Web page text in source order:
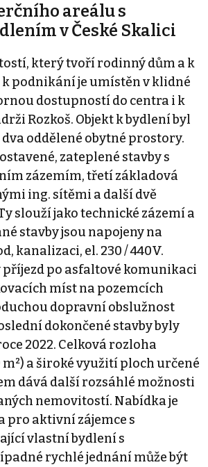
areálu s
v České Skalici
který tvoří rodinný dům a k
podnikání je umístěn v klidné
dostupností do centra i k
Rozkoš. Objekt k bydlení byl
oddělené obytné prostory.
zateplené stavby s
zázemím, třetí základová
ing. sítěmi a další dvě
slouží jako technické zázemí a
stavby jsou napojeny na
kanalizaci, el. 230 / 440V.
po asfaltové komunikaci
míst na pozemcích
dopravní obslužnost
dokončené stavby byly
2022. Celková rozloha
m²) a široké využití ploch určené
dává další rozsáhlé možnosti
nemovitostí. Nabídka je
pro aktivní zájemce s
vlastní bydlení s
rychlé jednání může být